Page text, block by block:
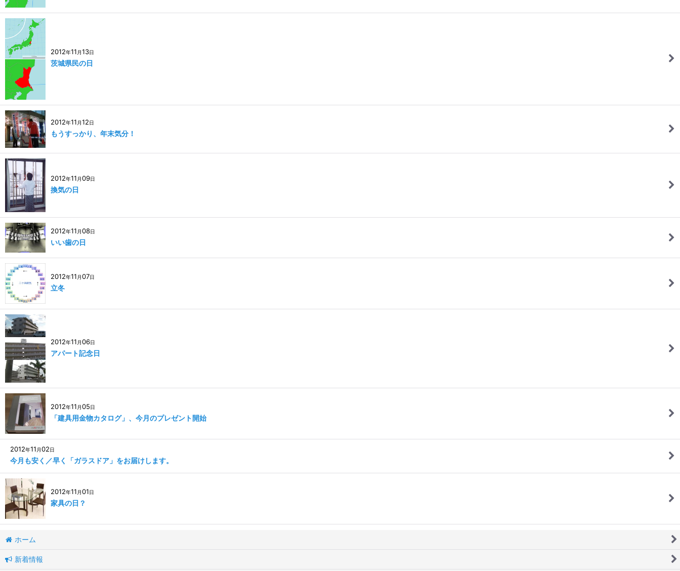
2012年11 月13日
茨城県民の日
2012年11 月12日
もうすっかり、年末気分！
2012年11 月09日
換気の日
2012年11 月08日
いい歯の日
2012年11 月07日
立冬
2012年11 月06日
アパート記念日
2012年11 月05日
「建具用金物カタログ」、今月のプレゼント開始
2012年11 月02日
今月も安く／早く「ガラスドア」をお届けします。
2012年11 月01日
家具の日？
ホーム
新着情報